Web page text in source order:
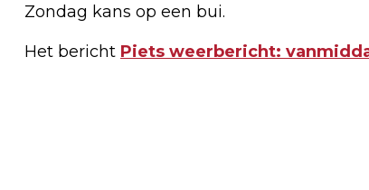
Zondag kans op een bui.
Het bericht Piets weerbericht: